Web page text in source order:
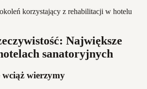
Największe
sanatoryjnych
wierzymy